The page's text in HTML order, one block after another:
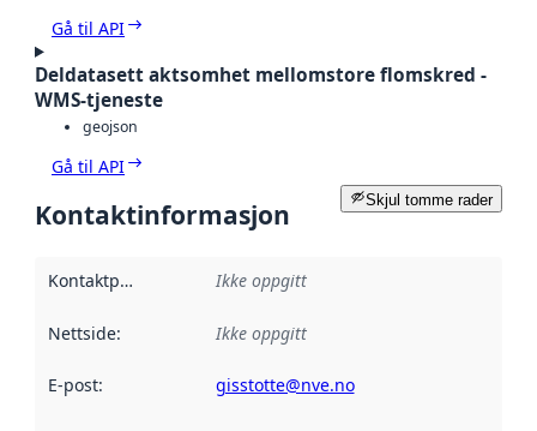
Gå til API
Deldatasett aktsomhet mellomstore flomskred -
WMS-tjeneste
geojson
Gå til API
Skjul tomme rader
Kontaktinformasjon
Kontaktpunkt Ikke oppgitt
Nettside: Ikke oppgitt
E-post: gisstotte@nve.no